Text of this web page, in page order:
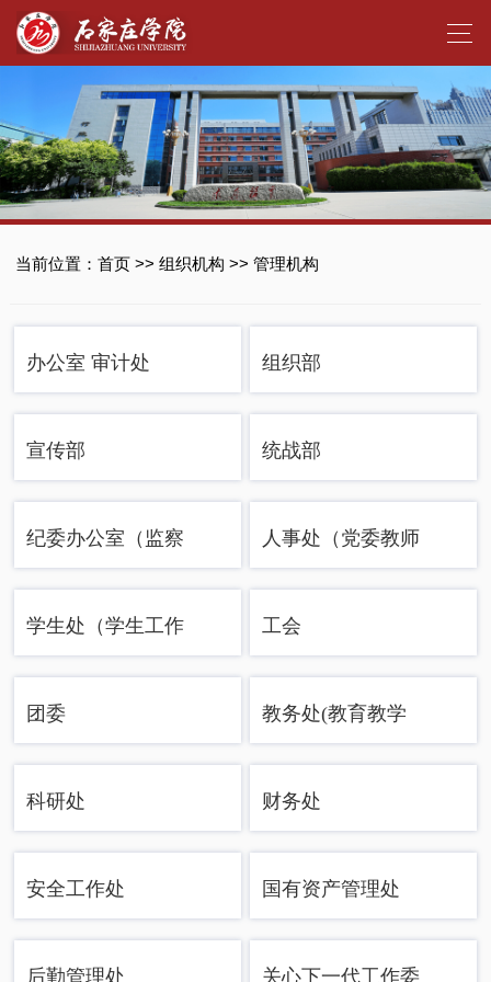
当前位置： 首页>> 组织机构 >> 管理机构
办公室 审计处 组织部
宣传部 统战部
纪委办公室（监察 人事处（党委教师
学生处（学生工作
工会
团委 教务处(教育教学
科研处 财务处
安全工作处 国有资产管理处
后勤管理处 关心下一代工作委